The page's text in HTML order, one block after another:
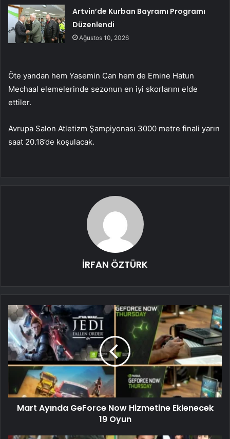
Artvin’de Kurban Bayramı Programı
Düzenlendi
Ağustos 10, 2026
Öte yandan hem Yasemin Can hem de Emine Hatun
Mechaal elemelerinde sezonun en iyi skorlarını elde
ettiler.
Avrupa Salon Atletizm Şampiyonası 3000 metre finali yarın
saat 20.18’de koşulacak.
İRFAN ÖZTÜRK
Mart Ayında GeForce Now Hizmetine Eklenecek
19 Oyun